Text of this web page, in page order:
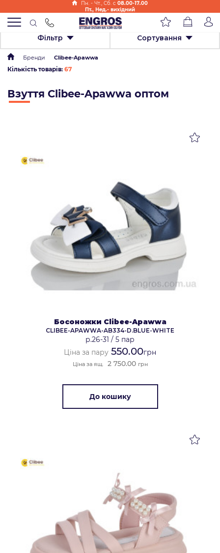
Пн. - Чт., Cб. с 08.00-17.00
Пт., Нед.- вихідний
Фільтр Сортування
Бренди Clibee-Apawwa
Кількість товарів: 67
Взуття Clibee-Apawwa оптом
Босоножки Clibee-Apawwa
CLIBEE-APAWWA-AB334-D.BLUE-WHITE
р.26-31 / 5 пар
Ціна за пару 550.00грн
Ціна за ящ. 2 750.00 грн
До кошику